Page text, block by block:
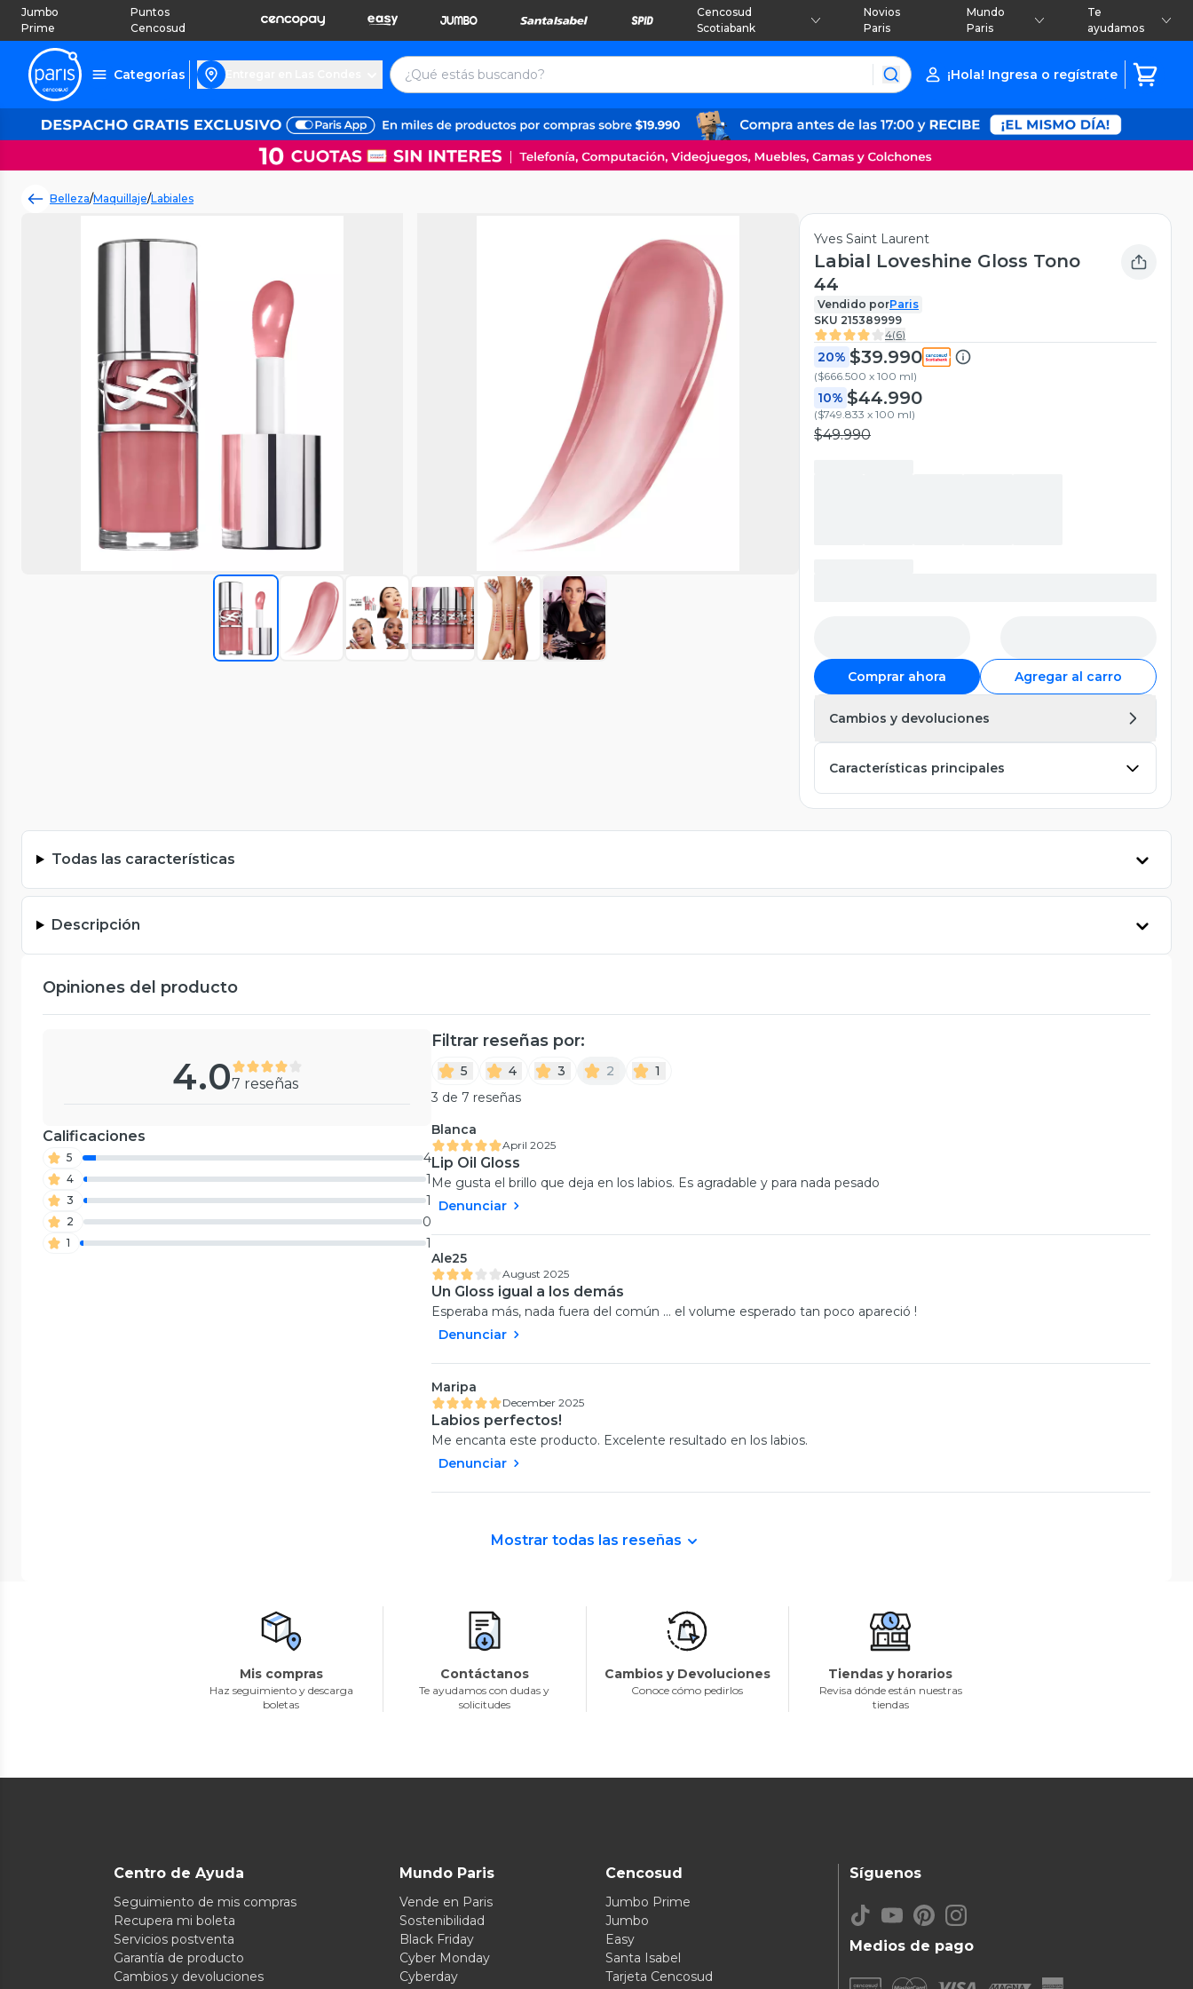
Jumbo
Prime
Puntos
Cencosud
Cencosud
Scotiabank
Novios
Paris
Mundo
Paris
Te
ayudamos
Categorías ¡Hola! Ingresa o regístrate
Belleza/Maquillaje/Labiales
Yves Saint Laurent
Labial Loveshine Gloss Tono
44
Vendido porParis
SKU 215389999
4(6)
20% $39.990
($666.500 x 100 ml)
10% $44.990
($749.833 x 100 ml)
$49.990
Comprar ahora Agregar al carro
Cambios y devoluciones
Características principales
Todas las características
Descripción
Opiniones del producto
4.07 reseñas
Calificaciones
5 4
4 1
3 1
2 0
1 1
Filtrar reseñas por:
5 4 3 2
1
3 de 7 reseñas
Blanca
April 2025
Lip Oil Gloss
Me gusta el brillo que deja en los labios. Es agradable y para nada pesado
Denunciar
Ale25
August 2025
Un Gloss igual a los demás
Esperaba más, nada fuera del común … el volume esperado tan poco apareció !
Denunciar
Maripa
December 2025
Labios perfectos!
Me encanta este producto. Excelente resultado en los labios.
Denunciar
Mostrar todas las reseñas
Mis compras
Haz seguimiento y descarga
boletas
Contáctanos
Te ayudamos con dudas y
solicitudes
Cambios y Devoluciones
Conoce cómo pedirlos
Tiendas y horarios
Revisa dónde están nuestras
tiendas
Centro de Ayuda
Seguimiento de mis compras
Recupera mi boleta
Servicios postventa
Garantía de producto
Cambios y devoluciones
Mundo Paris
Vende en Paris
Sostenibilidad
Black Friday
Cyber Monday
Cyberday
Cencosud
Jumbo Prime
Jumbo
Easy
Santa Isabel
Tarjeta Cencosud
Medios de pago
Síguenos